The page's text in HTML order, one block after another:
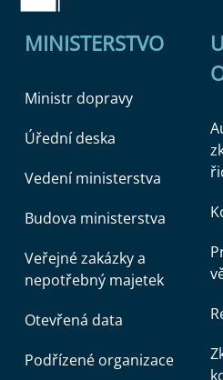
MINISTERSTVO
Ministr dopravy
Úřední deska
Vedení ministerstva
Budova ministerstva
Veřejné zakázky a
nepotřebný majetek
Otevřená data
Podřízené organizace